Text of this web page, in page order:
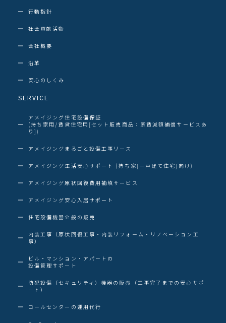
行動指針
社会貢献活動
会社概要
沿革
安心のしくみ
SERVICE
アメイジング住宅設備保証
(持ち家用/賃貸住宅用[セット販売商品：家賃減額補償サービスあ
り])
アメイジングまるごと設備工事リース
アメイジング生活安心サポート (持ち家[一戸建て住宅]向け)
アメイジング原状回復費用補填サービス
アメイジング安心入居サポート
住宅設備機器全般の販売
内装工事（原状回復工事・内装リフォーム・リノベーション工
事）
ビル・マンション・アパートの
設備管理サポート
防犯設備（セキュリティ）機器の販売（工事完了までの安心サポ
ート）
コールセンターの運用代行